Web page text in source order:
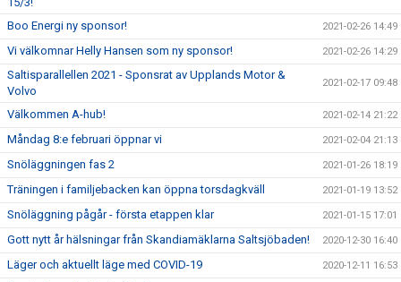
Boo Energi ny sponsor!
2021-02-26 14:49
Vi välkomnar Helly Hansen som ny sponsor! 2021-02-26 14:29
Saltisparallellen 2021 - Sponsrat av Upplands Motor &
Volvo
2021-02-17 09:48
Välkommen A-hub! 2021-02-14 21:22
Måndag 8:e februari öppnar vi 2021-02-04 21:13
Snöläggningen fas 2 2021-01-26 18:19
Träningen i familjebacken kan öppna torsdagkväll 2021-01-19 13:52
Snöläggning pågår - första etappen klar 2021-01-15 17:01
Gott nytt år hälsningar från Skandiamäklarna Saltsjöbaden! 2020-12-30 16:40
Läger och aktuellt läge med COVID-19 2020-12-11 16:53